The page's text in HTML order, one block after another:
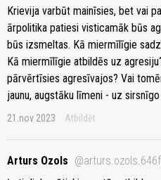
Krievija varbūt mainīsies, bet vai
ārpolitika patiesi visticamāk būs
būs izsmeltas. Kā miermīlīgie
Kā miermīlīgie atbildēs uz
pārvērtīsies agresīvajos? Vai
jaunu, augstāku līmeni - uz
21.nov 2023 Atbildēt
Arturs Ozols